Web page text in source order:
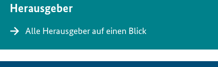
Herausgeber
Alle Herausgeber auf einen Blick